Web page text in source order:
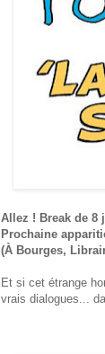
Allez ! Break de 8
Prochaine
(À Bourges,
Et si cet étrange
vrais dialogues...